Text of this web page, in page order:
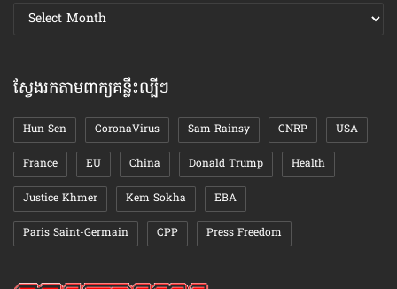
ស្វែងរក
ឯកសារ
ស្វែងរកតាមពាក្យគន្លឹះល្បីៗ
Hun Sen CoronaVirus Sam Rainsy CNRP USA
France EU China Donald Trump Health
Justice Khmer Kem Sokha EBA
Paris Saint-Germain CPP Press Freedom